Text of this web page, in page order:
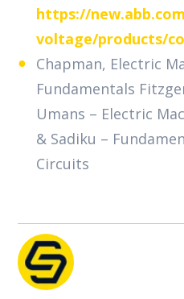
https://
voltage/products/
Chapman, Electric
Fundamentals
Umans – Electric
& Sadiku –
Circuits